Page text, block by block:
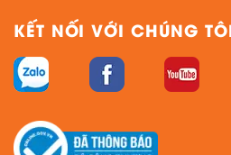
KẾT NỐI VỚI CHÚNG